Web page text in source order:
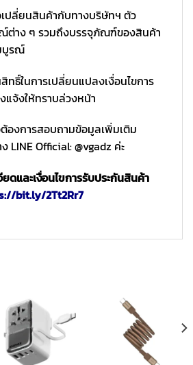
ปลี่ยนสินค้ากับทางบริษัทฯ ตัว
ต่าง ๆ รวมถึงบรรจุภัณฑ์ของสินค้า
บูรณ์
ธิ์ในการเปลี่ยนแปลงเงื่อนไขการ
แจ้งให้ทราบล่วงหน้า
องการสอบถามข้อมูลเพิ่มเติม
LINE Official: @vgadz ค่ะ
ดและเงื่อนไขการรับประกันสินค้า
bit.ly/2Tt2Rr7